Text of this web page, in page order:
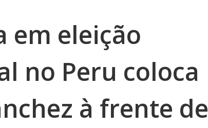
em eleição
no Peru coloca
à frente de